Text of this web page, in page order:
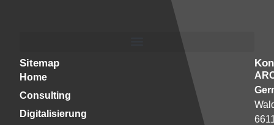
Sitemap
Home
Consulting
Digitalisierung